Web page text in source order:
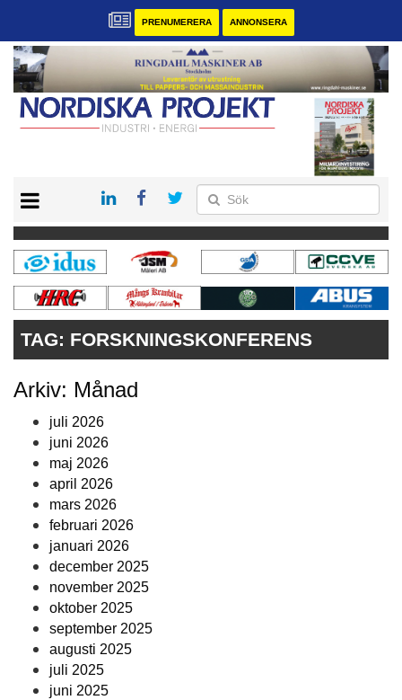
PRENUMERERA ANNONSERA
KONTAKT
VÅRA ANDRA MAGASIN
PRENUMERERA
ANNONSERA
TAG: FORSKNINGSKONFERENS
Arkiv: Månad
juli 2026
juni 2026
maj 2026
april 2026
mars 2026
februari 2026
januari 2026
december 2025
november 2025
oktober 2025
september 2025
augusti 2025
juli 2025
juni 2025